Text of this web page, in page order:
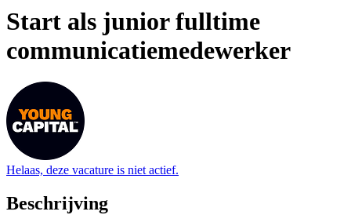
Start als junior fulltime
communicatiemedewerker
Helaas, deze vacature is niet actief.
Beschrijving